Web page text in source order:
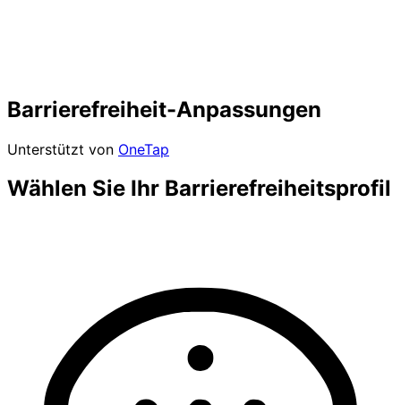
Barrierefreiheit-Anpassungen
Unterstützt von OneTap
Wählen Sie Ihr Barrierefreiheitsprofil